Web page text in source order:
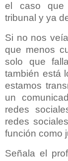
el caso que
tribunal y ya
Si no nos
que menos
solo que
también está
estamos
un
redes
redes
función como
Señala el